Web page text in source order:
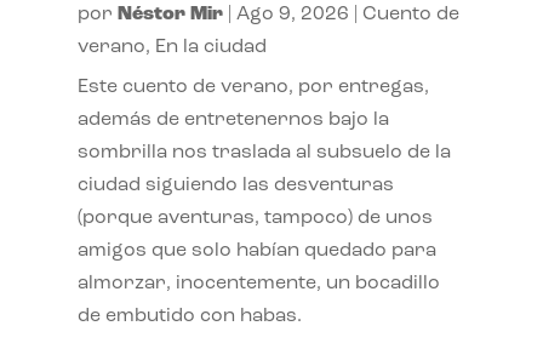
por Néstor Mir| Ago 9, 2026
Cuento de
verano, En la ciudad
Este cuento de verano, por entregas,
además de entretenernos bajo la
sombrilla nos traslada al subsuelo de la
ciudad siguiendo las desventuras
(porque aventuras, tampoco) de unos
amigos que solo habían quedado para
almorzar, inocentemente, un bocadillo
de embutido con habas.